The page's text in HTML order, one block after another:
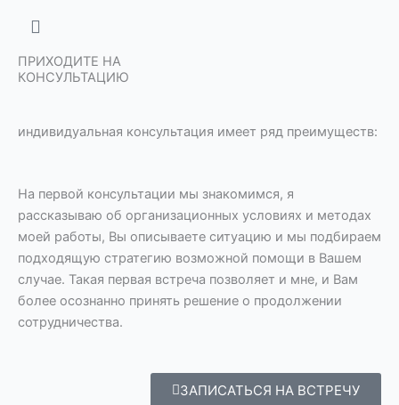
ПРИХОДИТЕ НА
КОНСУЛЬТАЦИЮ
индивидуальная консультация имеет ряд преимуществ:
На первой консультации мы знакомимся, я
рассказываю об организационных условиях и методах
моей работы, Вы описываете ситуацию и мы подбираем
подходящую стратегию возможной помощи в Вашем
случае. Такая первая встреча позволяет и мне, и Вам
более осознанно принять решение о продолжении
сотрудничества.
ЗАПИСАТЬСЯ НА ВСТРЕЧУ